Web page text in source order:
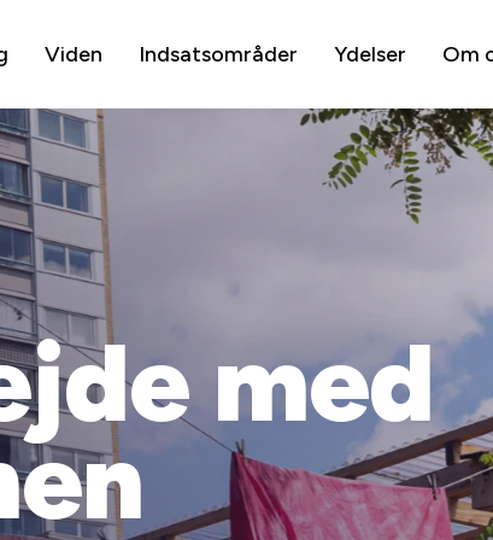
Viden Indsatsområder Ydelser Om
med